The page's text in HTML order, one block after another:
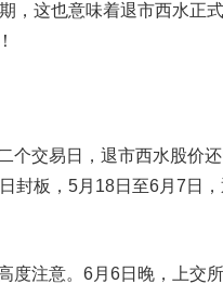
这也意味着退市西水正
交易日，退市西水股价还
封板，5月18日至6月7日
注意。6月6日晚，上交